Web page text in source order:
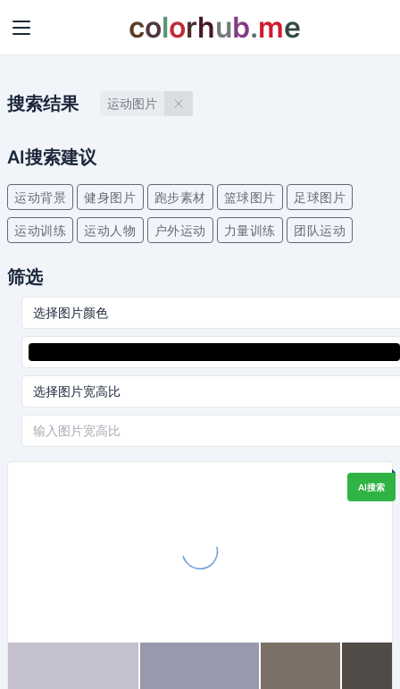
colorhub.me
搜索结果 运动图片
AI搜索建议
运动背景 健身图片 跑步素材 篮球图片 足球图片
运动训练 运动人物 户外运动 力量训练 团队运动
筛选
AI搜索